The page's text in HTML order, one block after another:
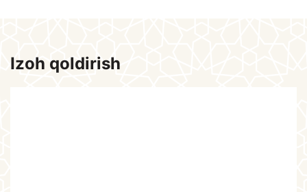
Izoh qoldirish